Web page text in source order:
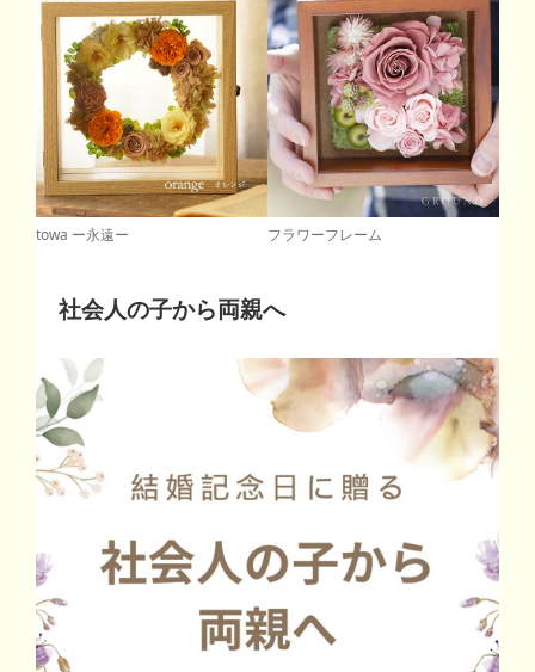
towa ー永遠ー フラワーフレーム
社会人の子から両親へ